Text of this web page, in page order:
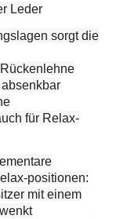
Leder
sorgt die
für Relax-
positionen:
mit einem